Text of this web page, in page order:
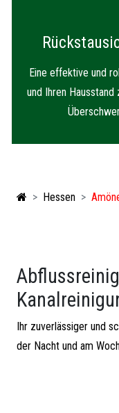
Eine effektive und
und Ihren
Hessen
Ihr zuverlässiger und
der Nacht und am